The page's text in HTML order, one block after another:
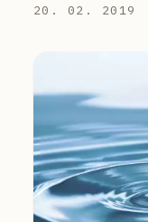
20. 02. 2019